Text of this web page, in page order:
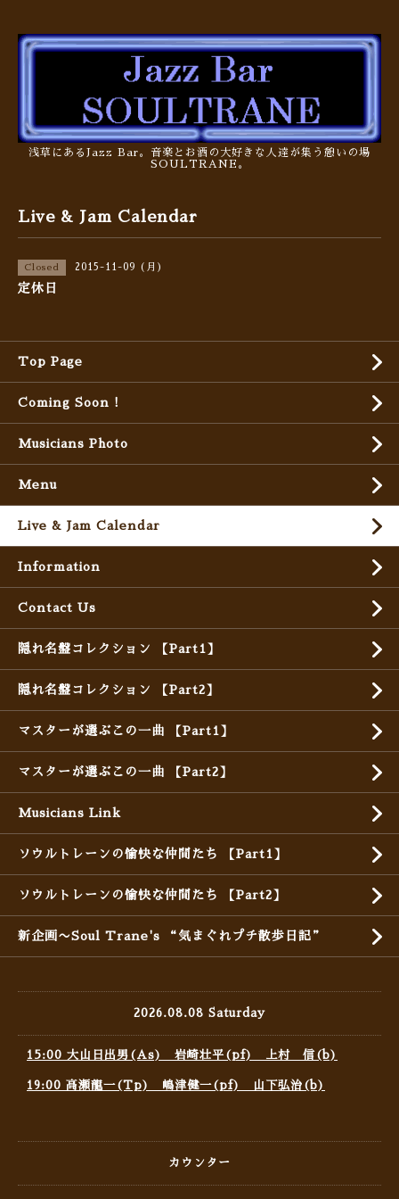
浅草にあるJazz Bar。音楽とお酒の大好きな人達が集う憩いの場
SOULTRANE。
Live & Jam Calendar
Closed 2015-11-09 (月)
定休日
Top Page
Coming Soon !
Musicians Photo
Menu
Live & Jam Calendar
Information
Contact Us
隠れ名盤コレクション 【Part1】
隠れ名盤コレクション 【Part2】
マスターが選ぶこの一曲 【Part1】
マスターが選ぶこの一曲 【Part2】
Musicians Link
ソウルトレーンの愉快な仲間たち 【Part1】
ソウルトレーンの愉快な仲間たち 【Part2】
新企画〜Soul Trane's “気まぐれプチ散歩日記”
2026.08.08 Saturday
15:00 大山日出男(As) 岩崎壮平(pf) 上村 信(b)
19:00 高瀬龍一(Tp) 嶋津健一(pf) 山下弘治(b)
カウンター